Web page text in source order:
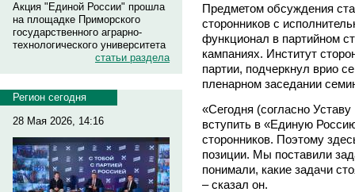
Акция "Единой России" прошла
на площадке Приморского
государственного аграрно-
технологического университета
статьи раздела
Регион сегодня
28 Мая 2026, 14:16
Предметом обсуждения
сторонников с
функционал в партийном
кампаниях. Институт
партии, подчеркнул врио
пленарном заседании
«Сегодня (согласно
вступить в «Единую
сторонников. Поэтому
позиции. Мы поставили
понимали, какие задачи
– сказал он.